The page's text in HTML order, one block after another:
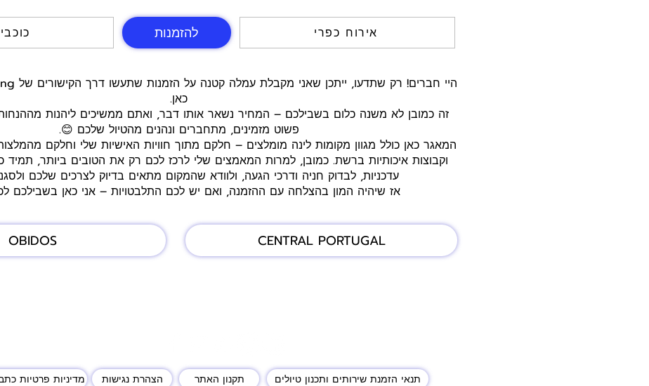
אירוח כפרי להזמנות 3
כאן.
זה כמובן לא משנה כלום בשבילכם – המחיר נשאר אותו דבר, ואתם ממשיכים ליהנות
פשוט מזמינים, מתחברים ונהנים מהטיול שלכם 😊.
המאגר כאן כולל מגוון מקומות לינה מומלצים – חלקם מתוך חוויות האישיות שלי וחלקם
וקבוצות איכותיות ברשת. כמובן, למרות המאמצים שלי לרכז לכם רק את הטובים ביותר, תמיד
עדכניות, לבדוק חניה ודרכי הגעה, ולוודא שהמקום מתאים בדיוק לצרכים שלכם
אז שיהיה המון בהצלחה עם ההזמנה, ואם יש לכם התלבטויות – אני כאן בשבילכם
CENTRAL PORTUGAL
OBIDOS
תנאי הזמנת שירותים ותכנון טיולים תקנון האתר הצהרת נגישות מדיניות פרטיות